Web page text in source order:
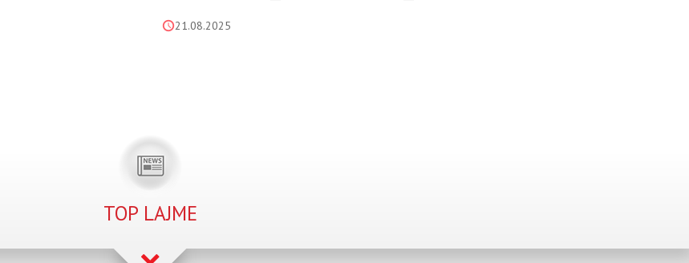
21.08.2025
TOP LAJME